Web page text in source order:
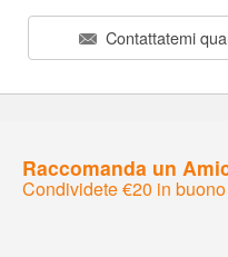
Contattatemi
Raccomanda un
Condividete €20 in